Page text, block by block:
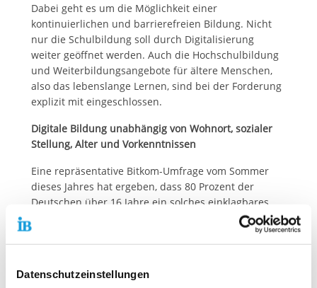
Datenschutzeinstellungen
Dabei geht es um die Möglichkeit einer
kontinuierlichen und barrierefreien Bildung. Nicht
nur die Schulbildung soll durch Digitalisierung
weiter geöffnet werden. Auch die Hochschulbildung
und Weiterbildungsangebote für ältere Menschen,
also das lebenslange Lernen, sind bei der Forderung
explizit mit eingeschlossen.
Digitale Bildung unabhängig von Wohnort, sozialer
Stellung, Alter und Vorkenntnissen
Eine repräsentative Bitkom-Umfrage vom Sommer
dieses Jahres hat ergeben, dass 80 Prozent der
Deutschen über 16 Jahre ein solches einklagbares
(teil-)finanzierte digitale Bildungsangebote müssten
dann für alle Menschen zugänglich sein, unabhängig
Vorkenntnissen. Insbesondere Schulen sollten